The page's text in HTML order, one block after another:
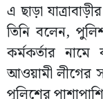
এ ছাড়া
তিনি বলেন,
কর্মকর্তার
আওয়ামী লীগের